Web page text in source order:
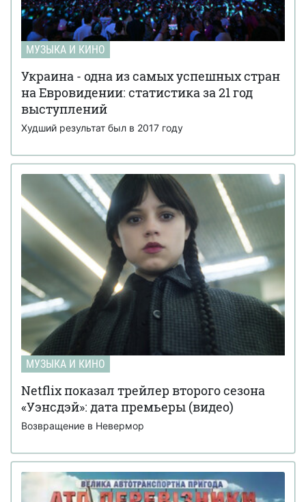
МУЗЫКА И КИНО
Украина - одна из самых успешных стран
на Евровидении: статистика за 21 год
выступлений
Худший результат был в 2017 году
МУЗЫКА И КИНО
Netflix показал трейлер второго сезона
«Уэнсдэй»: дата премьеры (видео)
Возвращение в Невермор